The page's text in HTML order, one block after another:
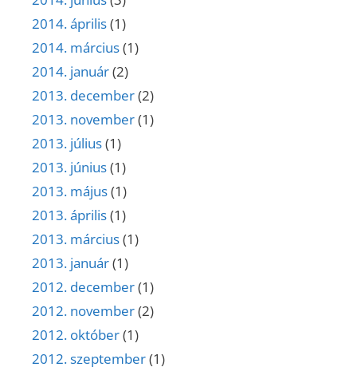
2014. április(1)
2014. március(1)
2014. január(2)
2013. december(2)
2013. november(1)
2013. július(1)
2013. június(1)
2013. május(1)
2013. április(1)
2013. március(1)
2013. január(1)
2012. december(1)
2012. november(2)
2012. október(1)
2012. szeptember(1)